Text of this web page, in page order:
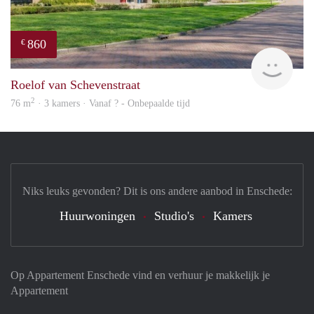
€ 860
Roelof van Schevenstraat
76 m2 · 3 kamers · Vanaf ? - Onbepaalde tijd
Op Appartement Enschede vind en verhuur je makkelijk je
Appartement
Niks leuks gevonden? Dit is ons andere aanbod in Enschede:
Huurwoningen Studio's Kamers